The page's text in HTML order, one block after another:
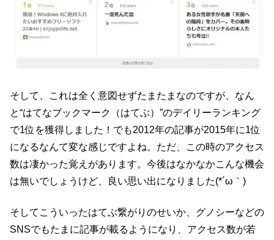
そして、これは全く意図せずたまたまなのですが、なん
と“はてなブックマーク（はてぶ）”のデイリーランキング
で1位を獲得しました！でも2012年の記事が2015年に1位
になるなんて変な感じですよね。ただ、この時のアクセス
数は凄かった覚えがあります。今後はなかなかこんな機会
は無いでしょうけど、良い思い出になりました(*´ω｀)
そしてこういったはてぶ繋がりのせいか、グノシーなどの
SNSでもたまに記事が載るようになり、アクセス数が若